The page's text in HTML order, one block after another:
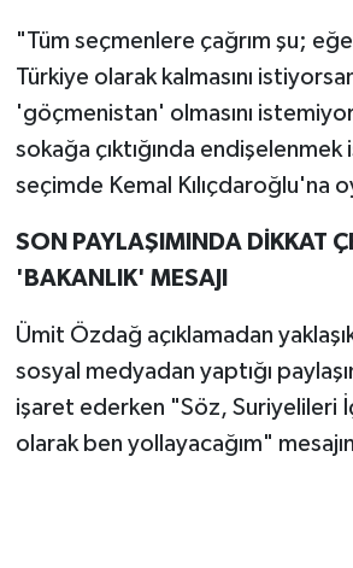
"Tüm seçmenlere çağrım şu;
Türkiye olarak kalmasını
'göçmenistan' olmasını
sokağa çıktığında endişelenmek
seçimde Kemal Kılıçdaroğlu'na
SON PAYLAŞIMINDA DİKKAT
'BAKANLIK' MESAJI
Ümit Özdağ açıklamadan
sosyal medyadan yaptığı
işaret ederken "Söz, Suriyelileri
olarak ben yollayacağım"